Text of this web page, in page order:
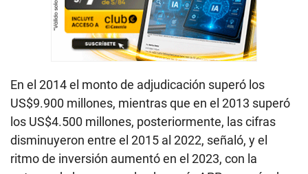
En el 2014 el monto de adjudicación superó los
US$9.900 millones, mientras que en el 2013 superó
los US$4.500 millones, posteriormente, las cifras
disminuyeron entre el 2015 al 2022, señaló, y el
ritmo de inversión aumentó en el 2023, con la